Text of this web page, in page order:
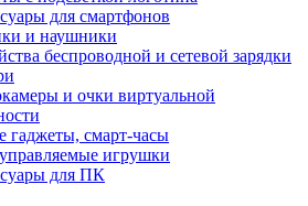
для смартфонов
и наушники
беспроводной и сетевой зарядки
и очки виртуальной
гаджеты, смарт-часы
игрушки
для ПК